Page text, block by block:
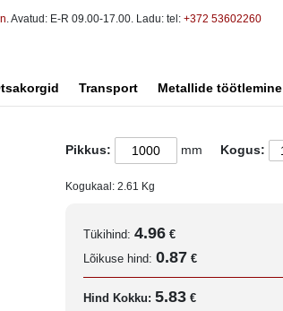
. Avatud: E-R 09.00-17.00. Ladu: tel: +372 53602260
Transport Metallide töötlemine
Pikkus: mm Kogus:
Kogukaal: 2.61 Kg
Tükihind: 4.96 €
Lõikuse hind: 0.87 €
Hind Kokku: 5.83 €